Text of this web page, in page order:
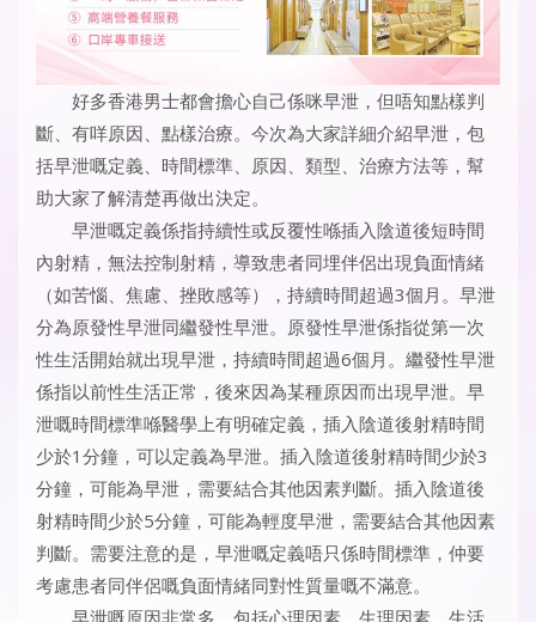
好多香港男士都會擔心自己係咪早泄，但唔知點樣判
斷、有咩原因、點樣治療。今次為大家詳細介紹早泄，包
括早泄嘅定義、時間標準、原因、類型、治療方法等，幫
助大家了解清楚再做出決定。
早泄嘅定義係指持續性或反覆性喺插入陰道後短時間
內射精，無法控制射精，導致患者同埋伴侶出現負面情緒
（如苦惱、焦慮、挫敗感等），持續時間超過3個月。早泄
分為原發性早泄同繼發性早泄。原發性早泄係指從第一次
性生活開始就出現早泄，持續時間超過6個月。繼發性早泄
係指以前性生活正常，後來因為某種原因而出現早泄。早
泄嘅時間標準喺醫學上有明確定義，插入陰道後射精時間
少於1分鐘，可以定義為早泄。插入陰道後射精時間少於3
分鐘，可能為早泄，需要結合其他因素判斷。插入陰道後
射精時間少於5分鐘，可能為輕度早泄，需要結合其他因素
判斷。需要注意的是，早泄嘅定義唔只係時間標準，仲要
考慮患者同伴侶嘅負面情緒同對性質量嘅不滿意。
早泄嘅原因非常多，包括心理因素、生理因素、生活